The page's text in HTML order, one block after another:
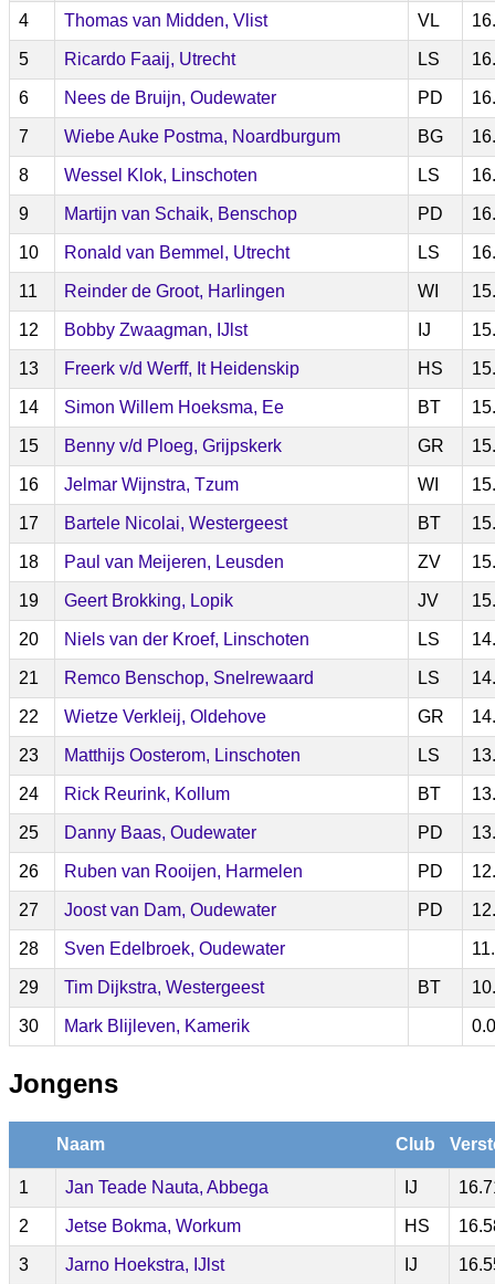
4 Thomas van Midden, Vlist VL
5 Ricardo Faaij, Utrecht LS
6 Nees de Bruijn, Oudewater PD
7 Wiebe Auke Postma, Noardburgum BG
8 Wessel Klok, Linschoten LS
9 Martijn van Schaik, Benschop PD
10 Ronald van Bemmel, Utrecht LS
11 Reinder de Groot, Harlingen WI
12 Bobby Zwaagman, IJlst IJ
13 Freerk v/d Werff, It Heidenskip HS
14 Simon Willem Hoeksma, Ee BT
15 Benny v/d Ploeg, Grijpskerk GR
16 Jelmar Wijnstra, Tzum WI
17 Bartele Nicolai, Westergeest BT
18 Paul van Meijeren, Leusden ZV
19 Geert Brokking, Lopik JV
20 Niels van der Kroef, Linschoten LS
21 Remco Benschop, Snelrewaard LS
22 Wietze Verkleij, Oldehove GR
23 Matthijs Oosterom, Linschoten LS
24 Rick Reurink, Kollum BT
25 Danny Baas, Oudewater PD
26 Ruben van Rooijen, Harmelen PD
27 Joost van Dam, Oudewater PD
28 Sven Edelbroek, Oudewater
29 Tim Dijkstra, Westergeest BT
30 Mark Blijleven, Kamerik
Jongens
Naam Club
1 Jan Teade Nauta, Abbega IJ
2 Jetse Bokma, Workum HS
3 Jarno Hoekstra, IJlst IJ